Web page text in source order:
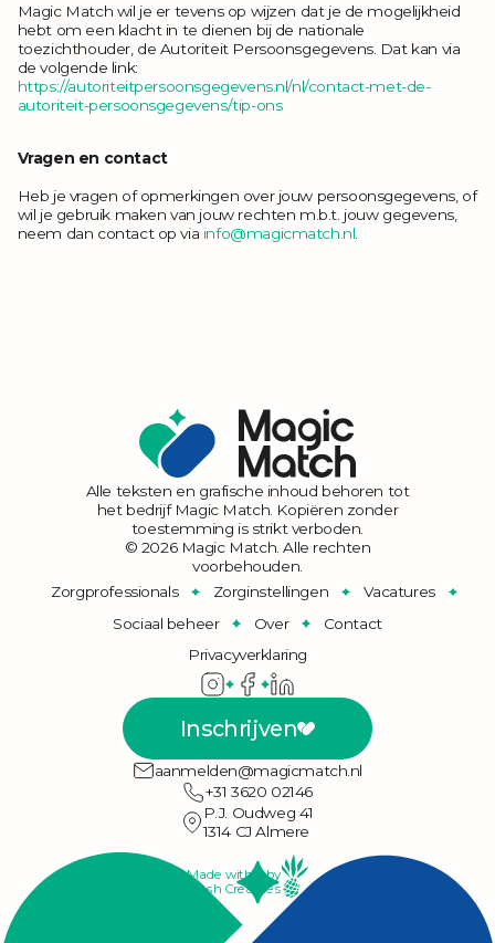
Magic Match wil je er tevens op wijzen dat je de mogelijkheid
hebt om een klacht in te dienen bij de nationale
toezichthouder, de Autoriteit Persoonsgegevens. Dat kan via
de volgende link:
https://autoriteitpersoonsgegevens.nl/nl/contact-met-de-
autoriteit-persoonsgegevens/tip-ons
Vragen en contact
Heb je vragen of opmerkingen over jouw persoonsgegevens, of
wil je gebruik maken van jouw rechten m.b.t. jouw gegevens,
neem dan contact op via info@magicmatch.nl
Alle teksten en grafische inhoud behoren tot
het bedrijf Magic Match. Kopiëren zonder
toestemming is strikt verboden.
© 2026 Magic Match. Alle rechten
voorbehouden.
Zorgprofessionals
Zorginstellingen
Vacatures
Sociaal beheer
Over
Contact
Privacyverklaring
Inschrijven
aanmelden@magicmatch.nl
+31 3620 02146
P.J. Oudweg 41
1314 CJ Almere
Made with ♥ by
Fresh Creatives